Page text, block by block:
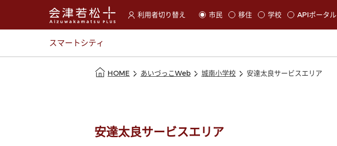
利用者切り替え
選択すると利用者の切替が発生します
市民 移住 学校 APIポータル
スマートシティ
HOME あいづっこWeb 城南小学校 安達太良サービスエリア
安達太良サービスエリア